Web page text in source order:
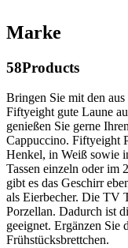
Marke
58Products
Bringen Sie mit den
Fiftyeight gute Laune
genießen Sie gerne
Cappuccino. Fiftyeight
Henkel, in Weiß sowie
Tassen einzeln oder im
gibt es das Geschirr
als Eierbecher. Die TV
Porzellan. Dadurch ist
geeignet. Ergänzen Sie
Frühstücksbrettchen.